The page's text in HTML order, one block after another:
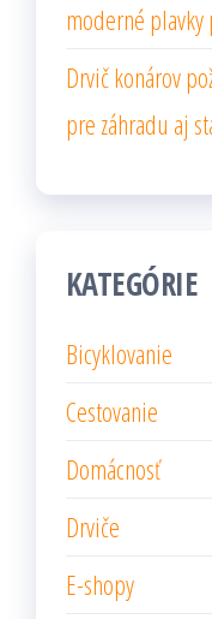
moderné
Drvič konárov
pre záhradu aj
KATEGÓRIE
Bicyklovanie
Cestovanie
Domácnosť
Drviče
E-shopy